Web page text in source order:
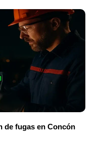
de fugas en Concón